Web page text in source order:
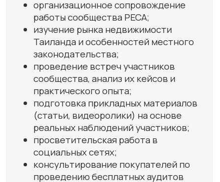
практического опыта;
подготовка прикладных материалов
(статьи, видеоролики) на основе
реальных наблюдений участников;
просветительская работа в
социальных сетях;
консультирование покупателей по
проведению бесплатных аудитов
объектов недвижимости в Таиланде
(помощь в выявлении рисков и
предотвращении ошибок при
выборе объекта).
Цель работы: обеспечить клиентам
сообщества доступ к актуальной
информации и инструментам,
позволяющим принимать
обоснованные решения при
инвестициях в недвижимость.